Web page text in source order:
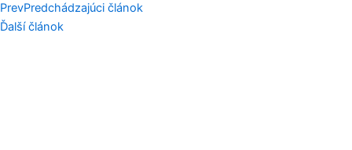
PrevPredchádzajúci článok
Ďalší článok